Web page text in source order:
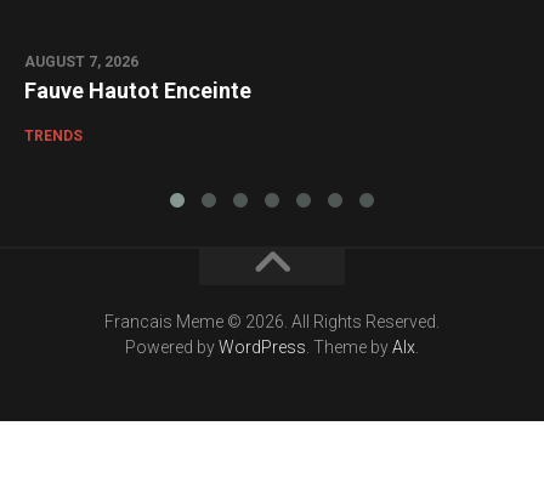
AUGUST 7, 2026
Fauve Hautot Enceinte
TRENDS
Francais Meme © 2026. All Rights Reserved.
Powered byWordPress . Theme byAlx